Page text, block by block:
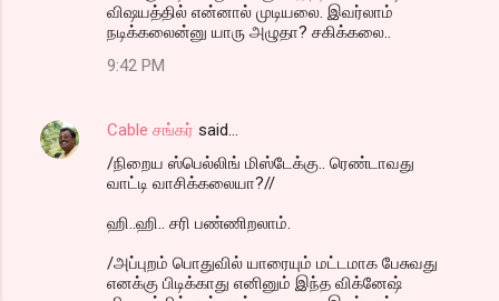
விஷயத்தில் என்னால் முடியலை. இவர்லாம்
நடிக்கலைன்னு யாரு அழுதா? சகிக்கலை..
9:42 PM
Cable சங்கர் said…
/நிறைய ஸ்பெல்லிங் மிஸ்டேக்கு.. ரெண்டாவது
வாட்டி வாசிக்கலையா?//
ஹி..ஹி.. சரி பண்ணிறலாம்.
/அப்புறம் பொதுவில் யாரையும் மட்டமாக பேசுவது
எனக்கு பிடிக்காது எனினும் இந்த விக்னேஷ்